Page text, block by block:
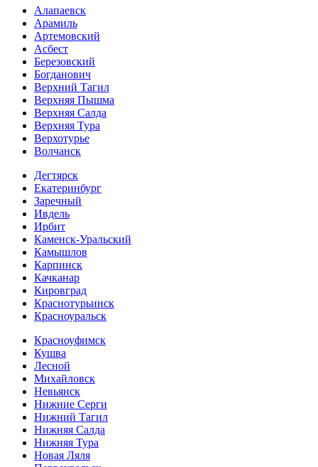
Алапаевск
Арамиль
Артемовский
Асбест
Березовский
Богданович
Верхний Тагил
Верхняя Пышма
Верхняя Салда
Верхняя Тура
Верхотурье
Волчанск
Дегтярск
Екатеринбург
Заречный
Ивдель
Ирбит
Каменск-Уральский
Камышлов
Карпинск
Качканар
Кировград
Краснотурьинск
Красноуральск
Красноуфимск
Кушва
Лесной
Михайловск
Невьянск
Нижние Серги
Нижний Тагил
Нижняя Салда
Нижняя Тура
Новая Ляля